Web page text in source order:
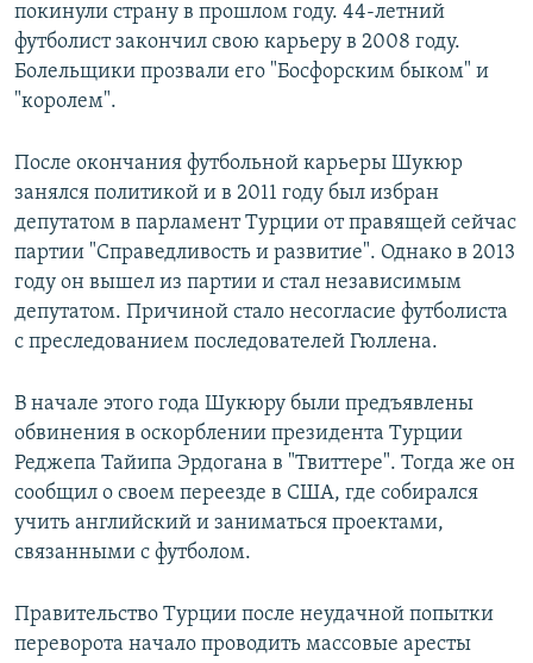
покинули страну в прошлом году. 44-летний
футболист закончил свою карьеру в 2008 году.
Болельщики прозвали его "Босфорским быком" и
"королем".
После окончания футбольной карьеры Шукюр
занялся политикой и в 2011 году был избран
депутатом в парламент Турции от правящей сейчас
партии "Справедливость и развитие". Однако в 2013
году он вышел из партии и стал независимым
депутатом. Причиной стало несогласие футболиста
с преследованием последователей Гюллена.
В начале этого года Шукюру были предъявлены
обвинения в оскорблении президента Турции
Реджепа Тайипа Эрдогана в "Твиттере". Тогда же он
сообщил о своем переезде в США, где собирался
учить английский и заниматься проектами,
связанными с футболом.
Правительство Турции после неудачной попытки
переворота начало проводить массовые аресты